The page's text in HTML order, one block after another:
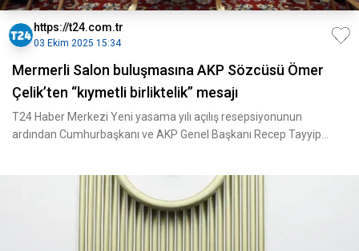
https://t24.com.tr
03 Ekim 2025 15:34
Mermerli Salon buluşmasına AKP Sözcüsü Ömer
Çelik’ten “kıymetli birliktelik” mesajı
T24 Haber Merkezi Yeni yasama yılı açılış resepsiyonunun
ardından Cumhurbaşkanı ve AKP Genel Başkanı Recep Tayyip